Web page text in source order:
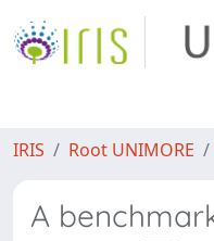
IRIS Root UNIMORE
A